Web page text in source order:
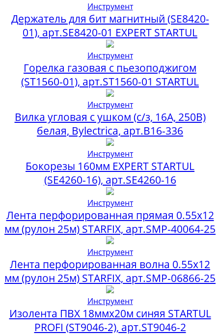
Инструмент
Держатель для бит магнитный (SE8420-
01), арт.SE8420-01 EXPERT STARTUL
Инструмент
Горелка газовая с пьезоподжигом
(ST1560-01), арт.ST1560-01 STARTUL
Инструмент
Вилка угловая с ушком (с/з, 16А, 250В)
белая, Bylectrica, арт.В16-336
Инструмент
Бокорезы 160мм EXPERT STARTUL
(SE4260-16), арт.SE4260-16
Инструмент
Лента перфорированная прямая 0.55х12
мм (рулон 25м) STARFIX, арт.SMP-40064-25
Инструмент
Лента перфорированная волна 0.55х12
мм (рулон 25м) STARFIX, арт.SMP-06866-25
Инструмент
Изолента ПВХ 18ммх20м синяя STARTUL
PROFI (ST9046-2), арт.ST9046-2